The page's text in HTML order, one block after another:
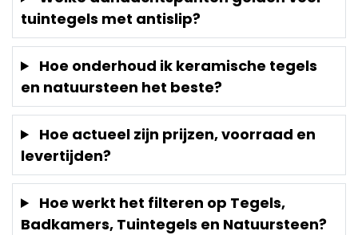
tuintegels met antislip?
Hoe onderhoud ik keramische tegels
en natuursteen het beste?
Hoe actueel zijn prijzen, voorraad en
levertijden?
Hoe werkt het filteren op Tegels,
Badkamers, Tuintegels en Natuursteen?